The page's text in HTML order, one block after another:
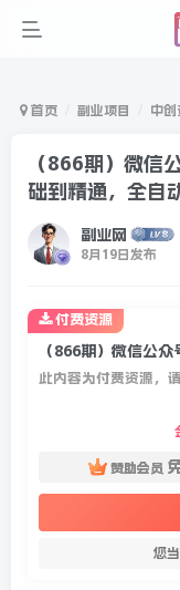
首页 副业项目 中创
（866期）微信
础到精通，全自
副业网
8月19日发布
此内容为付费资源，
赞助会员
您
付费资源